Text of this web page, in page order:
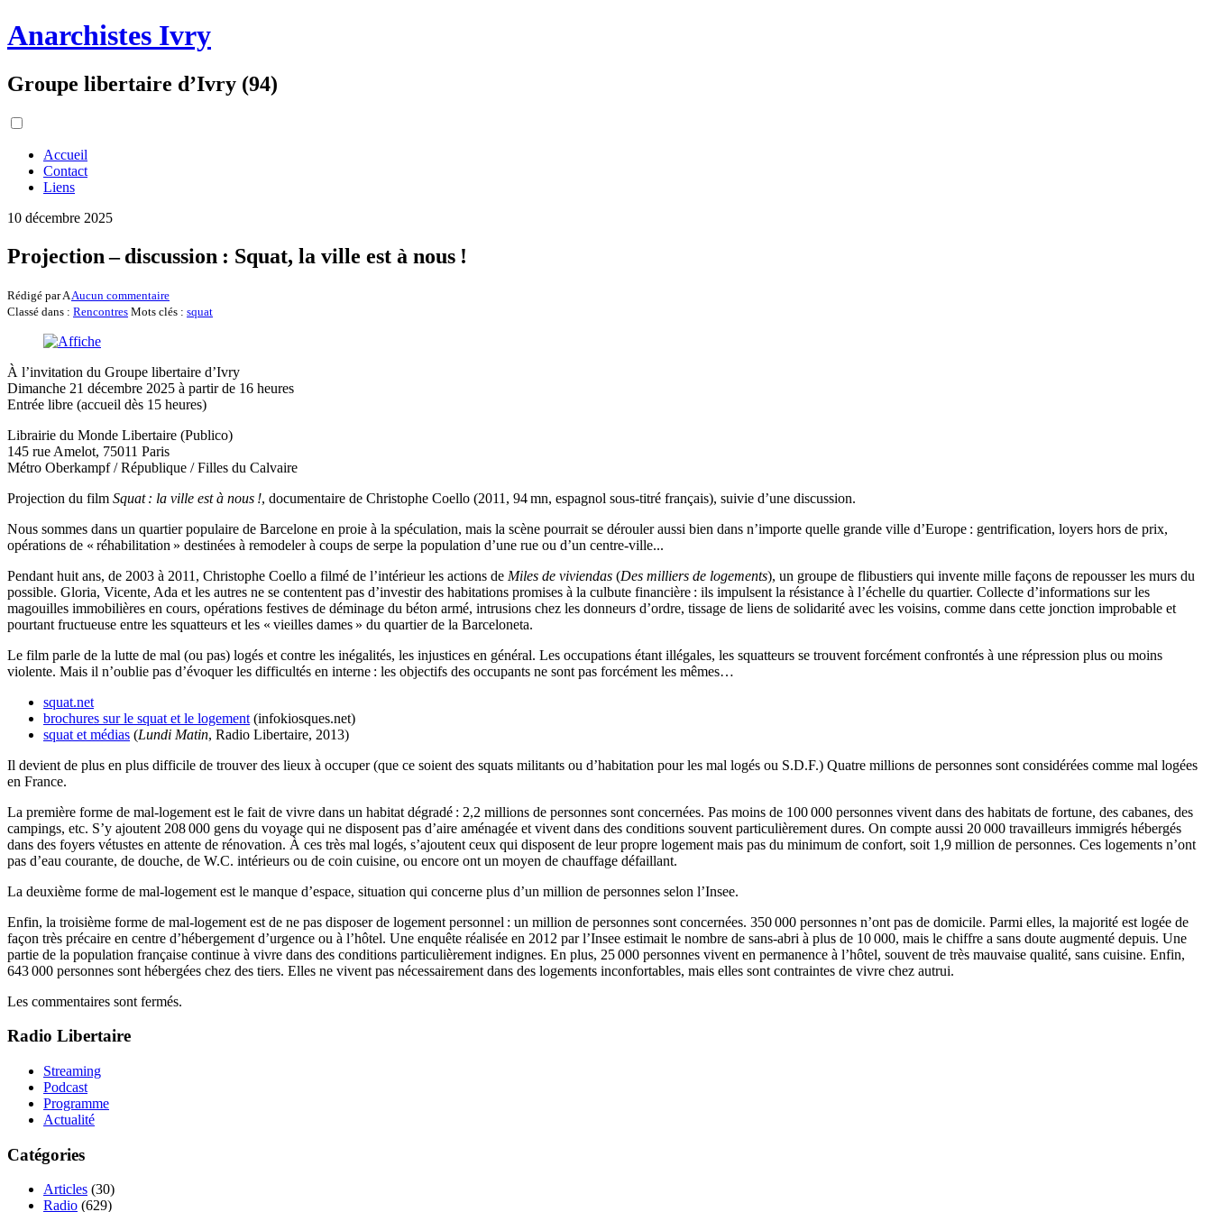
Anarchistes Ivry
Groupe libertaire d’Ivry (94)
Accueil
Contact
Liens
10 décembre 2025
Projection – discussion : Squat, la ville est à nous !
Rédigé par A Aucun commentaire
Classé dans : Rencontres Mots clés : squat
À l’invitation du Groupe libertaire d’Ivry
Dimanche 21 décembre 2025 à partir de 16 heures
Entrée libre (accueil dès 15 heures)
Librairie du Monde Libertaire (Publico)
145 rue Amelot, 75011 Paris
Métro Oberkampf / République / Filles du Calvaire
Projection du film Squat : la ville est à nous !, documentaire de Christophe Coello (2011, 94 mn, espagnol sous‐titré français), suivie d’une discussion.
Nous sommes dans un quartier populaire de Barcelone en proie à la spéculation, mais la scène pourrait se dérouler aussi bien dans n’importe quelle grande ville d’Europe : gentrification, loyers hors de prix,
opérations de « réhabilitation » destinées à remodeler à coups de serpe la population d’une rue ou d’un centre‐ville...
Pendant huit ans, de 2003 à 2011, Christophe Coello a filmé de l’intérieur les actions de Miles de viviendas (Des milliers de logements), un groupe de flibustiers qui invente mille façons de repousser les murs du
possible. Gloria, Vicente, Ada et les autres ne se contentent pas d’investir des habitations promises à la culbute financière : ils impulsent la résistance à l’échelle du quartier. Collecte d’informations sur les
magouilles immobilières en cours, opérations festives de déminage du béton armé, intrusions chez les donneurs d’ordre, tissage de liens de solidarité avec les voisins, comme dans cette jonction improbable et
pourtant fructueuse entre les squatteurs et les « vieilles dames » du quartier de la Barceloneta.
Le film parle de la lutte de mal (ou pas) logés et contre les inégalités, les injustices en général. Les occupations étant illégales, les squatteurs se trouvent forcément confrontés à une répression plus ou moins
violente. Mais il n’oublie pas d’évoquer les difficultés en interne : les objectifs des occupants ne sont pas forcément les mêmes…
squat.net
brochures sur le squat et le logement (infokiosques.net)
squat et médias (Lundi Matin, Radio Libertaire, 2013)
Il devient de plus en plus difficile de trouver des lieux à occuper (que ce soient des squats militants ou d’habitation pour les mal logés ou S.D.F.) Quatre millions de personnes sont considérées comme mal logées
en France.
La première forme de mal‐logement est le fait de vivre dans un habitat dégradé : 2,2 millions de personnes sont concernées. Pas moins de 100 000 personnes vivent dans des habitats de fortune, des cabanes, des
campings, etc. S’y ajoutent 208 000 gens du voyage qui ne disposent pas d’aire aménagée et vivent dans des conditions souvent particulièrement dures. On compte aussi 20 000 travailleurs immigrés hébergés
dans des foyers vétustes en attente de rénovation. À ces très mal logés, s’ajoutent ceux qui disposent de leur propre logement mais pas du minimum de confort, soit 1,9 million de personnes. Ces logements n’ont
pas d’eau courante, de douche, de W.C. intérieurs ou de coin cuisine, ou encore ont un moyen de chauffage défaillant.
La deuxième forme de mal‐logement est le manque d’espace, situation qui concerne plus d’un million de personnes selon l’Insee.
Enfin, la troisième forme de mal‐logement est de ne pas disposer de logement personnel : un million de personnes sont concernées. 350 000 personnes n’ont pas de domicile. Parmi elles, la majorité est logée de
façon très précaire en centre d’hébergement d’urgence ou à l’hôtel. Une enquête réalisée en 2012 par l’Insee estimait le nombre de sans‐abri à plus de 10 000, mais le chiffre a sans doute augmenté depuis. Une
partie de la population française continue à vivre dans des conditions particulièrement indignes. En plus, 25 000 personnes vivent en permanence à l’hôtel, souvent de très mauvaise qualité, sans cuisine. Enfin,
643 000 personnes sont hébergées chez des tiers. Elles ne vivent pas nécessairement dans des logements inconfortables, mais elles sont contraintes de vivre chez autrui.
Les commentaires sont fermés.
Radio Libertaire
Streaming
Podcast
Programme
Actualité
Catégories
Articles (30)
Radio (629)